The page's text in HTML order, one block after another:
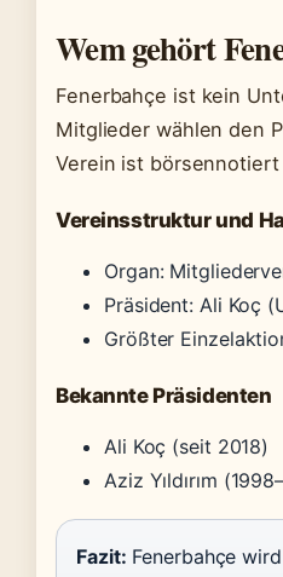
Wem gehört
Fenerbahçe ist kein
Mitglieder wählen den
Verein ist
Vereinsstruktur und
Organ:
Präsident: Ali Koç
Größter
Bekannte Präsidenten
Ali Koç (seit 2018)
Aziz Yıldırım
Fazit: Fenerbahçe